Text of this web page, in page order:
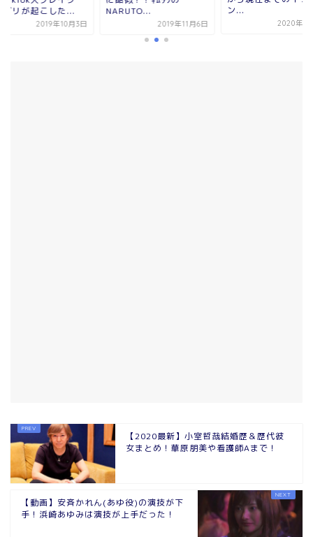
グリが起こした...
2019年10月3日
NARUTO...
2019年11月6日
ン...
2020年1
【2020最新】小室哲哉結婚歴＆歴代彼
女まとめ！華原朋美や看護師Aまで！
【動画】安斉かれん(あゆ役)の演技が下
手！浜崎あゆみは演技が上手だった！